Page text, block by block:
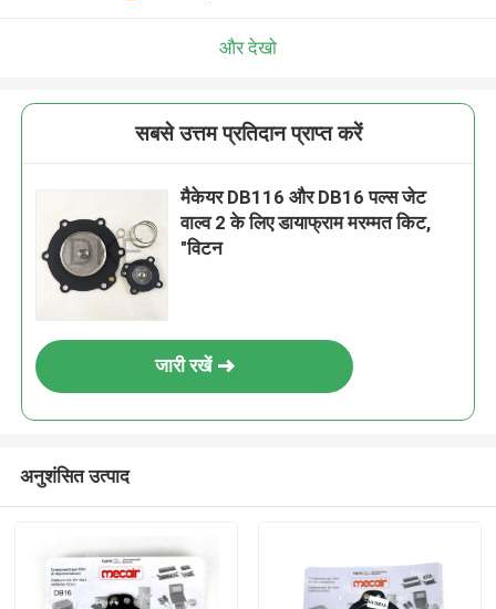
और देखो
सबसे उत्तम प्रतिदान प्राप्त करें
मैकेयर DB116 और DB16 पल्स जेट
वाल्व 2 के लिए डायाफ्राम मरम्मत किट,
"विटन
जारी रखें
अनुशंसित उत्पाद